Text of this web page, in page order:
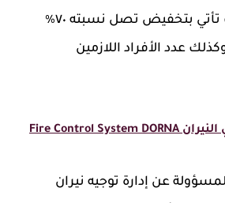
وهي حين تفعل ذلك تأتي بتخفيض تصل نسبته ٧٠٪
عدد الأفراد اللازمين
Fire Control System DORNA
عن إدارة توجيه نيران